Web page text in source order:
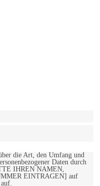
die Art, den Umfang und
Daten durch
IHREN NAMEN,
EINTRAGEN] auf